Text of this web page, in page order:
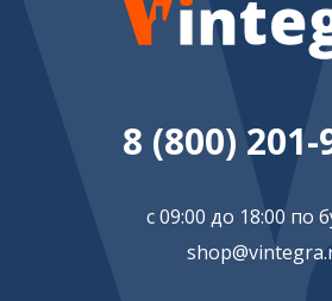
8 (800) 201-
с 09:00 до 18:00 по